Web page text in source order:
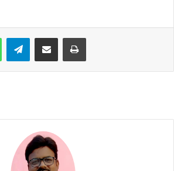
WhatsAppTelegramShare via Email Print